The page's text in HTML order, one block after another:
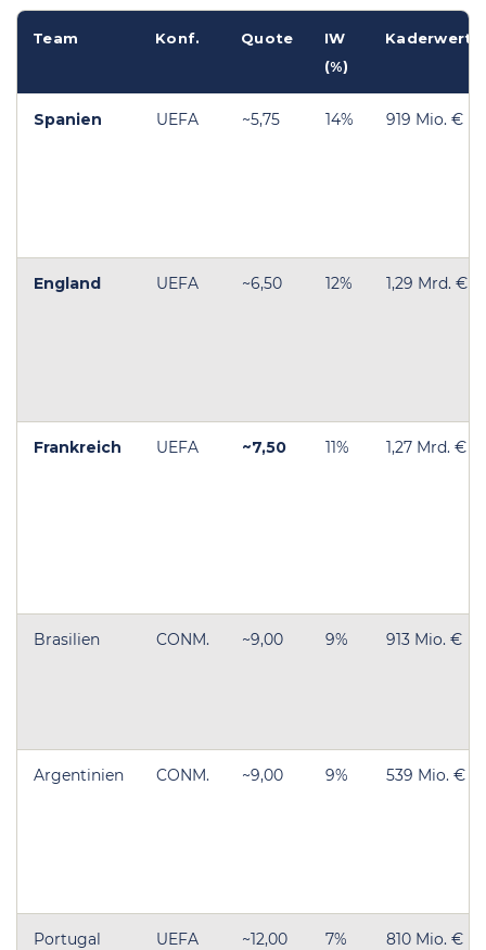
Team Konf. Quote
IW
(%)
Kaderwert
Spanien UEFA ~5,75 14% 919 Mio. €
England UEFA ~6,50 12% 1,29 Mrd. €
Frankreich UEFA ~7,50 11% 1,27 Mrd. €
Brasilien CONM. ~9,00 9% 913 Mio. €
Argentinien CONM. ~9,00 9% 539 Mio. €
Portugal UEFA ~12,00 7% 810 Mio. €